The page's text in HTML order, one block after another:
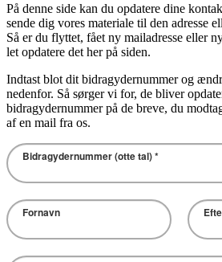
På denne side kan du opdatere dine
sende dig vores materiale til den adresse
Så er du flyttet, fået ny mailadresse eller
let opdatere det her på siden.
Indtast blot dit bidragydernummer og
nedenfor. Så sørger vi for, de bliver
bidragydernummer på de breve, du
af en mail fra os.